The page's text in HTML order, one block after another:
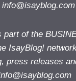
info@isayblog.com
part of the
IsayBlog!
press releases